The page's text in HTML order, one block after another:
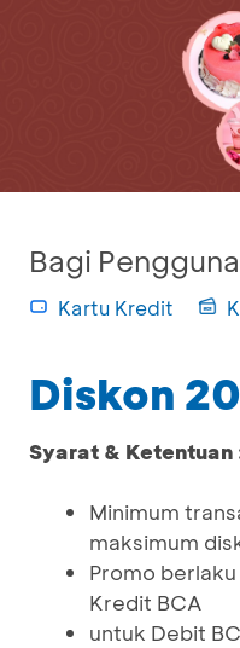
Bagi Pengguna
Kartu Kredit
Diskon
Syarat & Ketentuan
Minimum
maksimum
Promo
Kredit BCA
untuk Debit